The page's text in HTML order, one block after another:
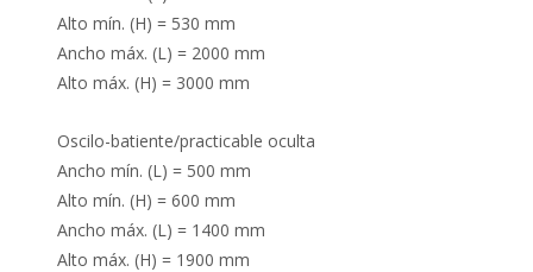
Alto mín. (H) = 530 mm
Ancho máx. (L) = 2000 mm
Alto máx. (H) = 3000 mm
Oscilo-batiente/practicable oculta
Ancho mín. (L) = 500 mm
Alto mín. (H) = 600 mm
Ancho máx. (L) = 1400 mm
Alto máx. (H) = 1900 mm